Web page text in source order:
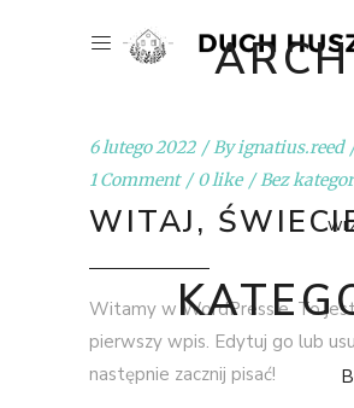
6 lutego 2022 Byignatius.reed
1 Comment
0 like Bez
WITAJ,
Witamy w WordPressie. To
pierwszy wpis. Edytuj go lub
następnie zacznij pisać!